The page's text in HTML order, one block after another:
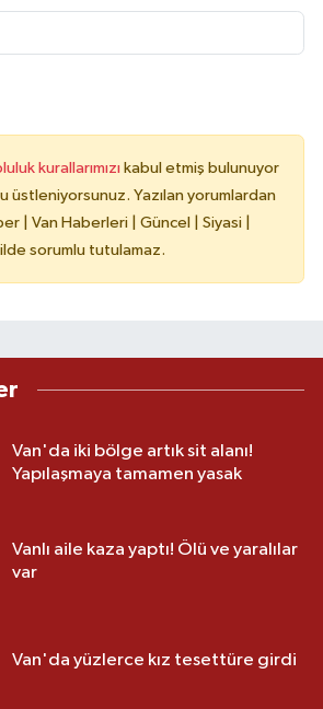
kurallarımızı kabul etmiş bulunuyor
üstleniyorsunuz. Yazılan yorumlardan
| Van Haberleri | Güncel | Siyasi |
sorumlu tutulamaz.
Van'da iki bölge artık sit alanı!
Yapılaşmaya tamamen yasak
Vanlı aile kaza yaptı! Ölü ve yaralılar
var
Van'da yüzlerce kız tesettüre girdi